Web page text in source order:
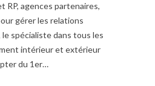
RP, agences partenaires,
gérer les relations
le spécialiste dans tous les
intérieur et extérieur
du 1er…